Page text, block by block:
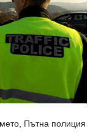
Пътна полиция